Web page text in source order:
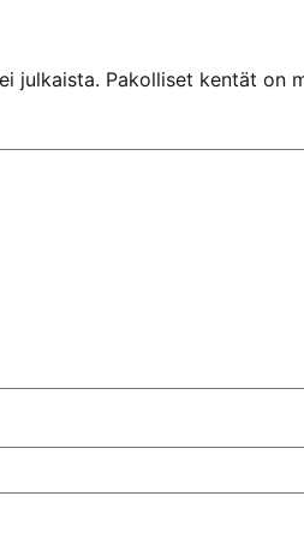
julkaista. Pakolliset kentät on